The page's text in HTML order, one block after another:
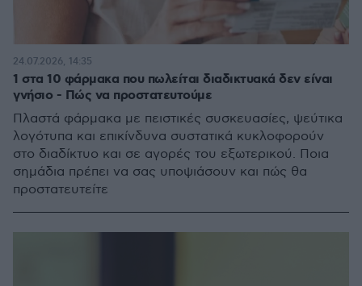
1 στα 10 φάρμακα που πωλείται διαδικτυακά δεν είναι
γνήσιο - Πώς να προστατευτούμε
Πλαστά φάρμακα με πειστικές συσκευασίες, ψεύτικα
λογότυπα και επικίνδυνα συστατικά κυκλοφορούν
στο διαδίκτυο και σε αγορές του εξωτερικού. Ποια
σημάδια πρέπει να σας υποψιάσουν και πώς θα
προστατευτείτε
24.07.2026, 14:35